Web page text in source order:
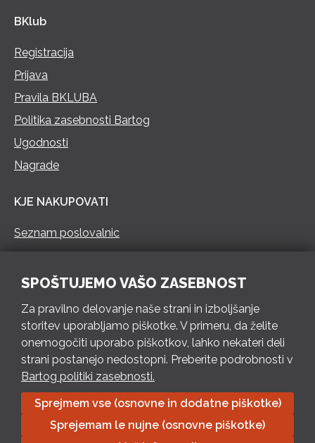
BKlub
Registracija
Prijava
Pravila BKLUBA
Politika zasebnosti Bartog
Ugodnosti
Nagrade
KJE NAKUPOVATI
Seznam poslovalnic
PON – PET 8 – 18 h / SOB 8 – 12 h
Pošlji e-mail
Izpolni kontaktni obrazec
Bartog d.o.o. Trebnje | ID: SI79128718 | IBAN: SI56 1010 0003
8174 248, Banka Intesa Sanpaolo d.d.| Predsednik Uprave:
SPOŠTUJEMO VAŠO ZASEBNOST
Za pravilno delovanje naše strani in izboljšanje
storitev uporabljamo piškotke. V primeru, da želite
onemogočiti uporabo piškotkov, lahko nekateri deli
strani postanejo nedostopni. Preberite podrobnosti v
Bartog politiki zasebnosti.
Sprejmem vse (osnovne in dodatne piškotke)
Sprejemam le nujne (osnovne piškotke)